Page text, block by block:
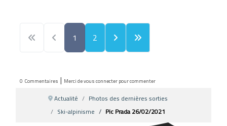
1 2
0 Commentaires | Merci de vous connecter pour commenter
Actualité
Photos des dernières sorties
Ski-alpinisme
Pic Prada 26/02/2021